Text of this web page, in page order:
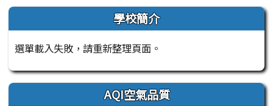
學校簡介
選單載入失敗，請重新整理頁面。
AQI空氣品質